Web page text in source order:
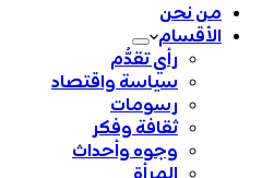
من نحن
الأقسام
رأي تقدُّم
سياسة واقتصاد
رسومات
ثقافة وفكر
وجوه وأحداث
المرأة